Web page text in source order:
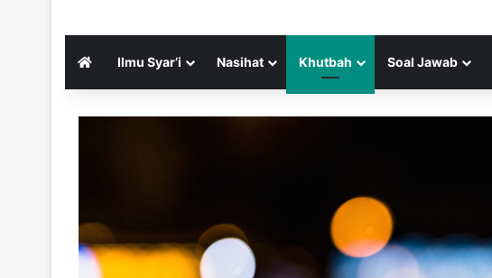
Ilmu Syar’i Nasihat Khutbah Soal Jawab